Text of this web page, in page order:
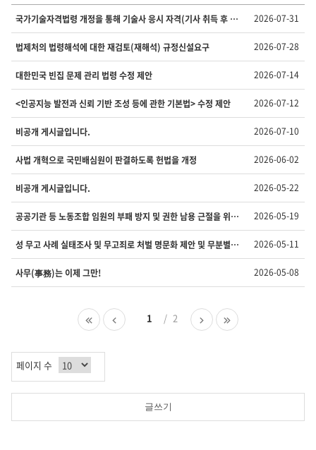
검
색
제
분
야
정
상
화
과
제
제
안
의
번
호,
제
목
등
록
자,
등
합
니
다.
국가기술자격법령 개정을 통해 기술사 응시 자격(기사 취득 후 경력 4년 → 2년 등) 2026-07-31
법제처의 법령해석에 대한 재검토(재해석) 규정신설요구 2026-07-28
대한민국 빈집 문제 관리 법령 수정 제안 2026-07-14
<인공지능 발전과 신뢰 기반 조성 등에 관한 기본법> 수정 제안 2026-07-12
비공개 게시글입니다. 2026-07-10
사법 개혁으로 국민배심원이 판결하도록 헌법을 개정 2026-06-02
비공개 게시글입니다. 2026-05-22
공공기관 등 노동조합 임원의 부패 방지 및 권한 남용 근절을 위한 법적·제도적 개선 제안 2026-05-19
성 무고 사례 실태조사 및 무고죄로 처벌 명문화 제안 및 무분별한 사이트 검열 금지에 대해 막는 법안을 건의합니다 2026-05-11
사무(事務)는 이제 그만! 2026-05-08
첫
페
이
전
1 2
다
음
마
지
페이지 수
글쓰기